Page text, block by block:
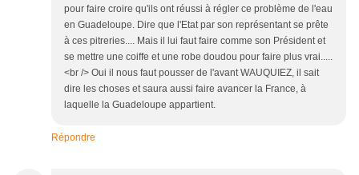
pour faire croire qu'ils ont réussi à régler ce problème de l'eau
en Guadeloupe. Dire que l'Etat par son représentant se prête
à ces pitreries.... Mais il lui faut faire comme son Président et
se mettre une coiffe et une robe doudou pour faire plus vrai.....
<br /> Oui il nous faut pousser de l'avant WAUQUIEZ, il sait
dire les choses et saura aussi faire avancer la France, à
laquelle la Guadeloupe appartient.
Répondre